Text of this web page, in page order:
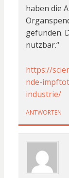
haben die
gefunden.
nutzbar.“
https://
nde-
industrie/
ANTWORTEN